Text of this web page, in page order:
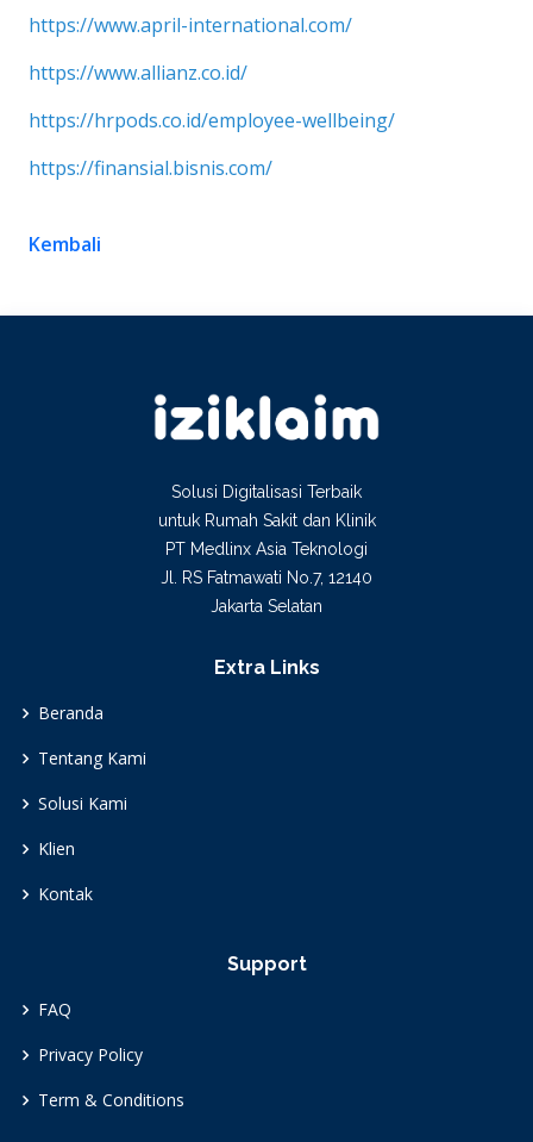
https://www.april-international.com/
https://www.allianz.co.id/
https://hrpods.co.id/employee-wellbeing/
https://finansial.bisnis.com/
Kembali
Solusi Digitalisasi Terbaik
untuk Rumah Sakit dan Klinik
PT Medlinx Asia Teknologi
Jl. RS Fatmawati No.7, 12140
Jakarta Selatan
Extra Links
Beranda
Tentang Kami
Solusi Kami
Klien
Kontak
Support
FAQ
Privacy Policy
Term & Conditions